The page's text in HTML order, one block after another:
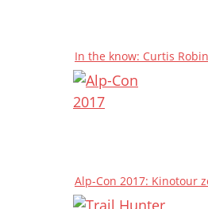
In the know: Curtis
Alp-Con 2017: Kinotour